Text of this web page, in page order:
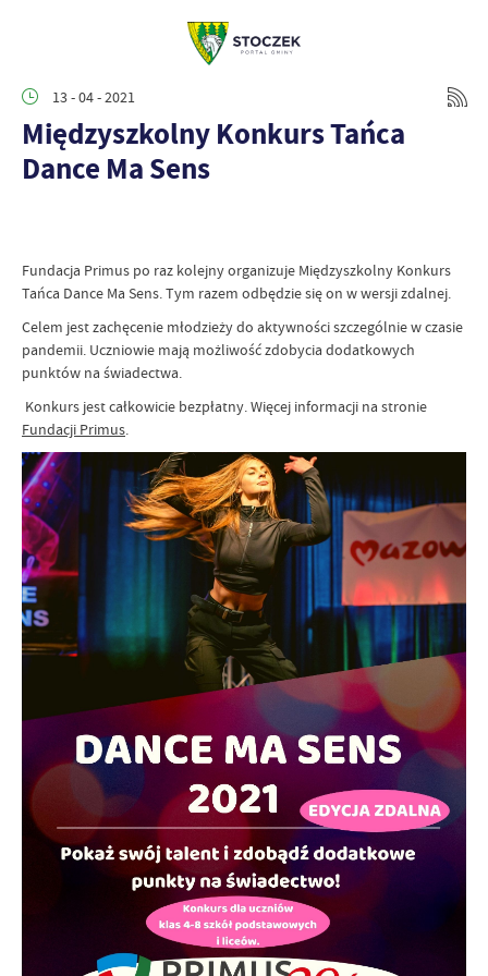
13 - 04 - 2021
Międzyszkolny Konkurs Tańca
Dance Ma Sens
Fundacja Primus po raz kolejny organizuje Międzyszkolny Konkurs
Tańca Dance Ma Sens. Tym razem odbędzie się on w wersji zdalnej.
Celem jest zachęcenie młodzieży do aktywności szczególnie w czasie
pandemii. Uczniowie mają możliwość zdobycia dodatkowych
punktów na świadectwa.
Konkurs jest całkowicie bezpłatny. Więcej informacji na stronie
Fundacji Primus.